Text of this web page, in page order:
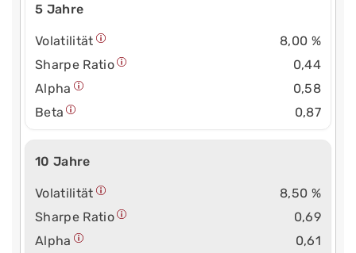
5 Jahre
Volatilität
8,00 %
Sharpe Ratio
0,44
Alpha
0,58
Beta
0,87
10 Jahre
Volatilität
8,50 %
Sharpe Ratio
0,69
Alpha
0,61